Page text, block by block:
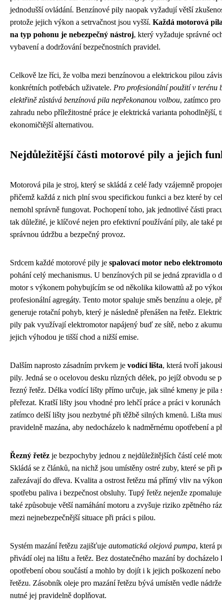
jednodušší ovládání. Benzínové pily naopak vyžadují větší
protože jejich výkon a setrvačnost jsou vyšší. Každá motorová
na typ pohonu je nebezpečný nástroj, který vyžaduje správné
vybavení a dodržování bezpečnostních pravidel.
Celkově lze říci, že volba mezi benzínovou a elektrickou pilou
konkrétních potřebách uživatele. Pro profesionální použití v terénu
elektřině zůstává benzínová pila nepřekonanou volbou, zatímco
zahradu nebo příležitostné práce je elektrická varianta pohodlnější,
ekonomičtější alternativou.
Nejdůležitější části motorové pily a jejich
Motorová pila je stroj, který se skládá z celé řady vzájemně
přičemž každá z nich plní svou specifickou funkci a bez které by
nemohl správně fungovat. Pochopení toho, jak jednotlivé části
tak důležité, je klíčové nejen pro efektivní používání pily, ale také
správnou údržbu a bezpečný provoz.
Srdcem každé motorové pily je spalovací motor nebo
pohání celý mechanismus. U benzínových pil se jedná zpravidla o
motor s výkonem pohybujícím se od několika kilowattů až po
profesionální agregáty. Tento motor spaluje směs benzínu a oleje,
generuje rotační pohyb, který je následně přenášen na řetěz.
pily pak využívají elektromotor napájený buď ze sítě, nebo z
jejich výhodou je tišší chod a nižší emise.
Dalším naprosto zásadním prvkem je vodící lišta, která tvoří
pily. Jedná se o ocelovou desku různých délek, po jejíž obvodu se
řezný řetěz. Délka vodící lišty přímo určuje, jak silné kmeny je pila
přeřezat. Kratší lišty jsou vhodné pro lehčí práce a práci v
zatímco delší lišty jsou nezbytné při těžbě silných kmenů. Lišta
pravidelně mazána, aby nedocházelo k nadměrnému opotřebení a
Řezný řetěz je bezpochyby jednou z nejdůležitějších částí celé
Skládá se z článků, na nichž jsou umístěny ostré zuby, které se při
zařezávají do dřeva. Kvalita a ostrost řetězu má přímý vliv na
spotřebu paliva i bezpečnost obsluhy. Tupý řetěz nejenže
také způsobuje větší namáhání motoru a zvyšuje riziko zpětného
mezi nejnebezpečnější situace při práci s pilou.
Systém mazání řetězu zajišťuje automatická olejová pumpa, která
přivádí olej na lištu a řetěz. Bez dostatečného mazání by docházelo
opotřebení obou součástí a mohlo by dojít i k jejich poškození
řetězu. Zásobník oleje pro mazání řetězu bývá umístěn vedle
nutné jej pravidelně doplňovat.